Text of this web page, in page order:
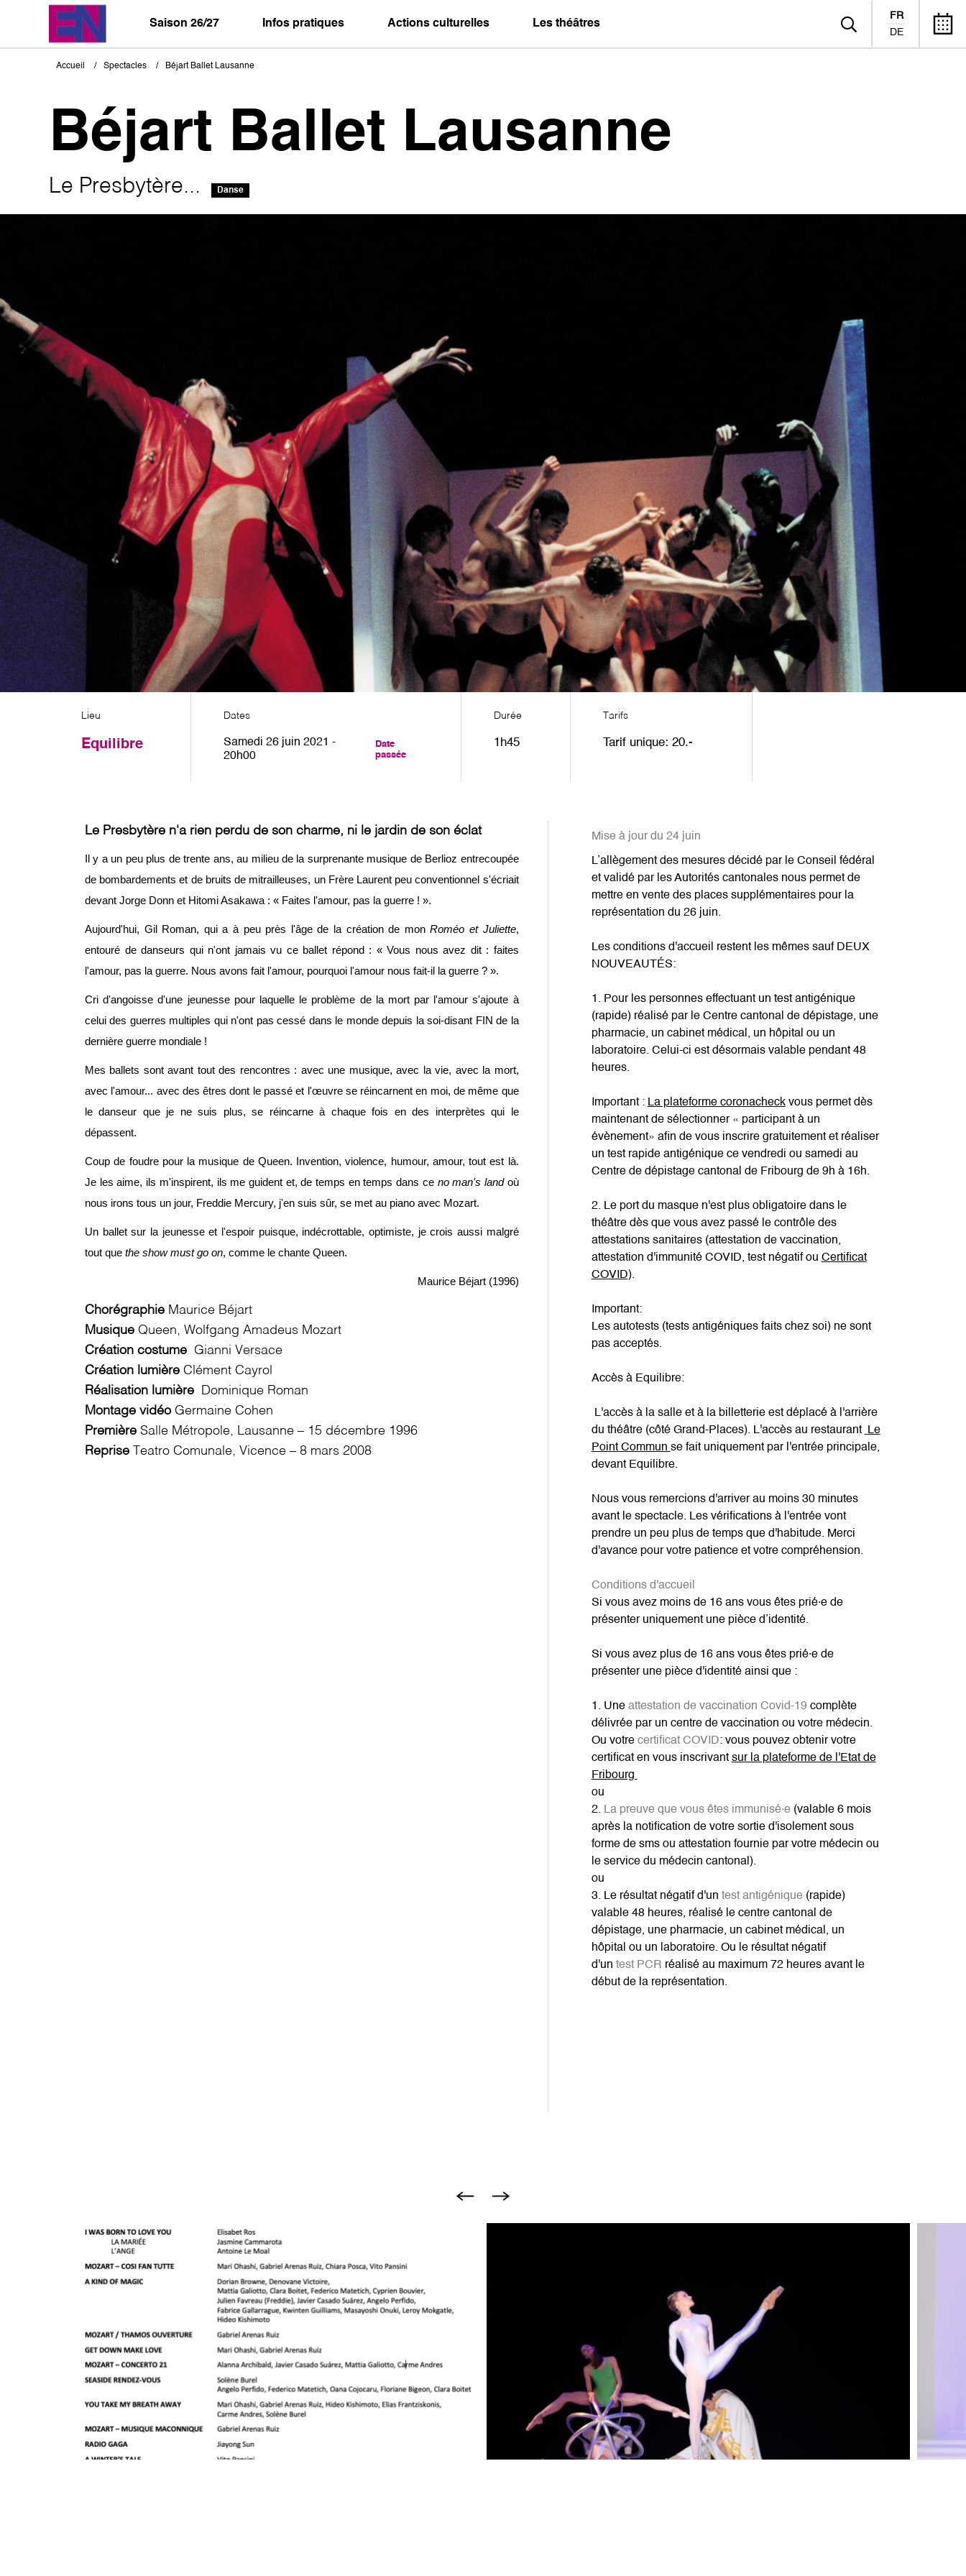
Saison 26/27 Infos pratiques Actions culturelles Les théâtres
FR
DE
Fil
Accueil Spectacles Béjart Ballet Lausanne
Béjart Ballet Lausanne
Le Presbytère... Danse
Lieu
Equilibre
Dates
Samedi 26 juin 2021 -
20h00
Date
passée
Durée
1h45
Tarifs
Tarif unique 20
Le Presbytère n'a rien perdu de son charme, ni le jardin de son éclat
Il y a un peu plus de trente ans, au milieu de la surprenante musique de Berlioz entrecoupée
de bombardements et de bruits de mitrailleuses, un Frère Laurent peu conventionnel s'écriait
devant Jorge Donn et Hitomi Asakawa : « Faites l'amour, pas la guerre ! ».
Aujourd'hui, Gil Roman, qui a à peu près l'âge de la création de monRoméo et Juliette,
entouré de danseurs qui n'ont jamais vu ce ballet répond : « Vous nous avez dit : faites
l'amour, pas la guerre. Nous avons fait l'amour, pourquoi l'amour nous fait-il la guerre ? ».
Cri d'angoisse d'une jeunesse pour laquelle le problème de la mort par l'amour s'ajoute à
celui des guerres multiples qui n'ont pas cessé dans le monde depuis la soi-disant FIN de la
dernière guerre mondiale !
Mes ballets sont avant tout des rencontres : avec une musique, avec la vie, avec la mort,
avec l'amour... avec des êtres dont le passé et l'œuvre se réincarnent en moi, de même que
le danseur que je ne suis plus, se réincarne à chaque fois en des interprètes qui le
dépassent.
Coup de foudre pour la musique de Queen. Invention, violence, humour, amour, tout est là.
Je les aime, ils m'inspirent, ils me guident et, de temps en temps dans ce no man's land où
nous irons tous un jour, Freddie Mercury, j'en suis sûr, se met au piano avec Mozart.
Un ballet sur la jeunesse et l'espoir puisque, indécrottable, optimiste, je crois aussi malgré
tout que the show must go on, comme le chante Queen.
Maurice Béjart (1996)
Chorégraphie Maurice Béjart
Musique Queen, Wolfgang Amadeus Mozart
Création costume
Gianni Versace
Création lumière Clément Cayrol
Réalisation lumière
Dominique Roman
Montage vidéo Germaine Cohen
Première Salle Métropole, Lausanne – 15 décembre 1996
Reprise Teatro Comunale, Vicence – 8 mars 2008
Mise à jour du 24 juin
L’allègement des mesures décidé par le Conseil fédéral
et validé par les Autorités cantonales nous permet de
mettre en vente des places supplémentaires pour la
représentation du 26 juin.
Les conditions d'accueil restent les mêmes sauf DEUX
NOUVEAUTÉS:
1. Pour les personnes effectuant un test antigénique
(rapide) réalisé par le Centre cantonal de dépistage, une
pharmacie, un cabinet médical, un hôpital ou un
laboratoire. Celui-ci est désormais valable pendant 48
heures.
Important : La plateforme coronacheckvous permet dès
maintenant de sélectionner « participant à un
évènement» afin de vous inscrire gratuitement et réaliser
un test rapide antigénique ce vendredi ou samedi au
Centre de dépistage cantonal de Fribourg de 9h à 16h.
2. Le port du masque n'est plus obligatoire dans le
théâtre dès que vous avez passé le contrôle des
attestations sanitaires (attestation de vaccination,
attestation d'immunité COVID, test négatif ou Certificat
COVID).
Important:
Les autotests (tests antigéniques faits chez soi) ne sont
pas acceptés.
Accès à Equilibre:
L'accès à la salle et à la billetterie est déplacé à l'arrière
du théâtre (côté Grand-Places). L'accès au restaurant
Le
Point Commun se fait uniquement par l'entrée principale,
devant Equilibre.
Nous vous remercions d'arriver au moins 30 minutes
avant le spectacle. Les vérifications à l'entrée vont
prendre un peu plus de temps que d'habitude. Merci
d'avance pour votre patience et votre compréhension.
Conditions d'accueil
Si vous avez moins de 16 ans vous êtes prié·e de
présenter uniquement une pièce d’identité.
Si vous avez plus de 16 ans vous êtes prié·e de
présenter une pièce d'identité ainsi que :
1. Uneattestation de vaccination Covid-19 complète
délivrée par un centre de vaccination ou votre médecin.
Ou votre certificat COVID: vous pouvez obtenir votre
certificat en vous inscrivant sur la plateforme de l'Etat de
Fribourg
ou
2. La preuve que vous êtes immunisé·e (valable 6 mois
après la notification de votre sortie d'isolement sous
forme de sms ou attestation fournie par votre médecin ou
le service du médecin cantonal).
ou
3. Le résultat négatif d'un test antigénique(rapide)
valable 48 heures, réalisé le centre cantonal de
dépistage, une pharmacie, un cabinet médical, un
hôpital ou un laboratoire. Ou le résultat négatif
d'un test PCR réalisé au maximum 72 heures avant le
début de la représentation.